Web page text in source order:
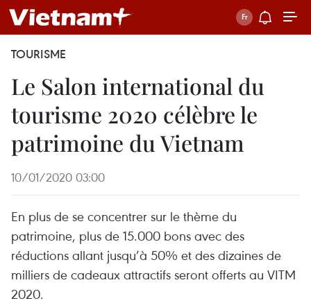
TOURISME
Le Salon international du
tourisme 2020 célèbre le
patrimoine du Vietnam
10/01/2020 03:00
En plus de se concentrer sur le thème du
patrimoine, plus de 15.000 bons avec des
réductions allant jusqu’à 50% et des dizaines de
milliers de cadeaux attractifs seront offerts au VITM
2020.